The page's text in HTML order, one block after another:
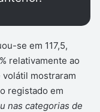
se em 117,5,
relativamente ao
mostraram
registado em
nas categorias de